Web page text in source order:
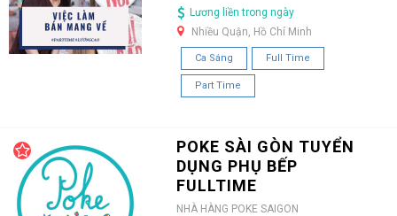
Lương liền trong ngày
Nhiều Quận, Hồ Chí Minh
Ca Sáng Full Time
Part Time
POKE SÀI GÒN TUYỂN
DỤNG PHỤ BẾP
FULLTIME
NHÀ HÀNG POKE SAIGON